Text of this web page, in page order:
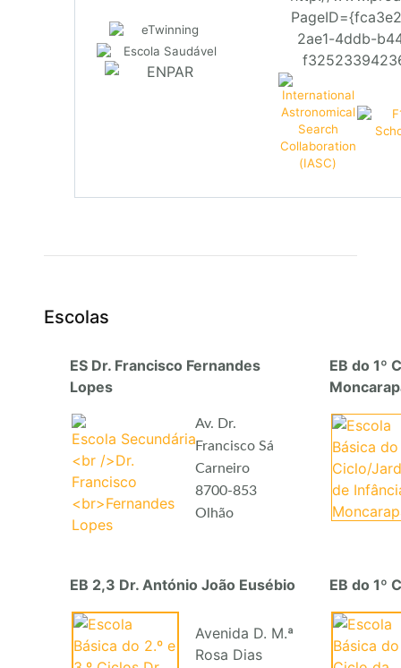
Escolas
ES Dr. Francisco Fernandes
Lopes
EB do 1º
Av. Dr.
Francisco Sá
Carneiro
8700-853
Olhão
EB 2,3 Dr. António João Eusébio EB do 1º
Avenida D. M.ª
Rosa Dias